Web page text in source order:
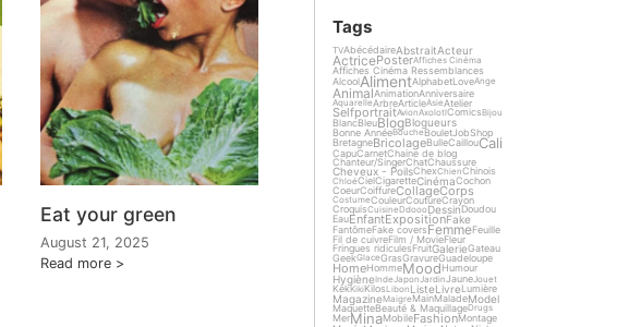
Eat your green
August 21, 2025
Read more
Tags
TVAbécédaireAbstraitActeur
ActricePosterAffiches Cinéma
Affiches Cinéma Ressemblances
AlcoolAlimentAlphabetLoveAnge
AnimalAnimationAnniversaire
AquarelleArbreArticleAsieAtelier
SelfportraitAvionAxolotlComicsBijou
BlancBleuBlogBlogueurs
Bonne AnnéeBoucheBouletJobShop
BretagneBricolageBulleCaillouCali
CapuCarnetChaine de blog
Chanteur/SingerChatChaussure
Cheveux - PoilsChexChienChinois
ChloéCielCigaretteCinémaCochon
CoeurCoiffureCollageCorps
CostumeCouleurCoutureCrayon
CroquisCuisineDdoooDessinDoudou
EauEnfantExpositionFake
FantômeFake coversFemmeFeuille
Fil de cuivreFilm / MovieFleur
Fringues ridiculesFruitGalerieGateau
GeekGlaceGrasGravureGuadeloupe
HomeHommeMoodHumour
HygièneInde Japon JardinJaune Jouet
KekKikiKilosLibon ListeLivreLumière
MagazineMaigre MainMaladeModel
MaquetteBeauté & MaquillageDrugs
MerMinaMobileFashionMontage